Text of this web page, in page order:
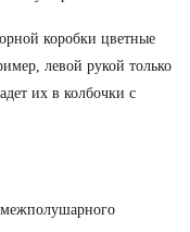
коробки цветные
левой рукой только
их в колбочки с